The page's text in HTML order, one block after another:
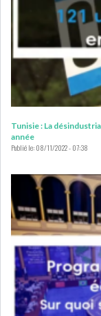
FISCALITE
Tunisie : La
année
Publié le:08/11/2022 - 07:38